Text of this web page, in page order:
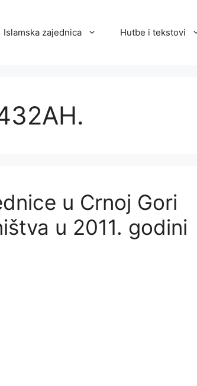
Islamska zajednica Hutbe i tekstovi
u Crnoj Gori
u 2011. godini